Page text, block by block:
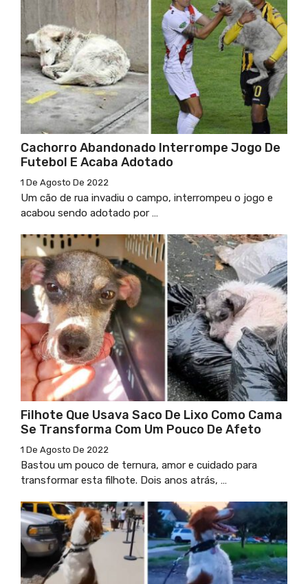
Cachorro Abandonado Interrompe Jogo De
Futebol E Acaba Adotado
1 De Agosto De 2022
Um cão de rua invadiu o campo, interrompeu o jogo e
acabou sendo adotado por …
Filhote Que Usava Saco De Lixo Como Cama
Se Transforma Com Um Pouco De Afeto
1 De Agosto De 2022
Bastou um pouco de ternura, amor e cuidado para
transformar esta filhote. Dois anos atrás, …